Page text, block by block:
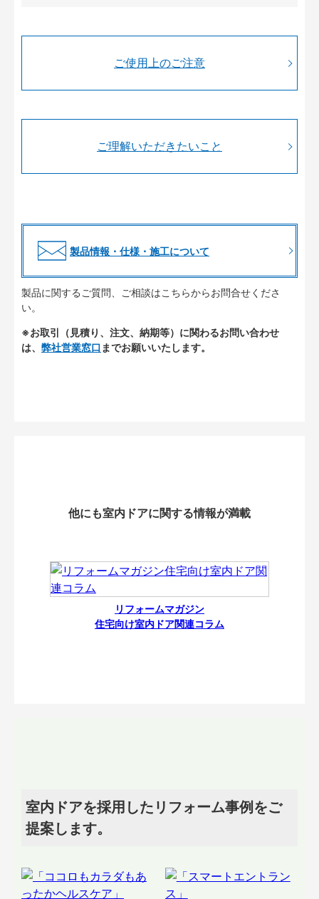
ご使用上のご注意
ご理解いただきたいこと
製品情報・仕様・施工について
製品に関するご質問、ご相談はこちらからお問合せくださ
い。
※お取引（見積り、注文、納期等）に関わるお問い合わせ
は、 弊社営業窓口 までお願いいたします。
他にも室内ドアに関する情報が満載
リフォームマガジン
住宅向け室内ドア関連コラム
室内ドアを採用したリフォーム事例をご
提案します。